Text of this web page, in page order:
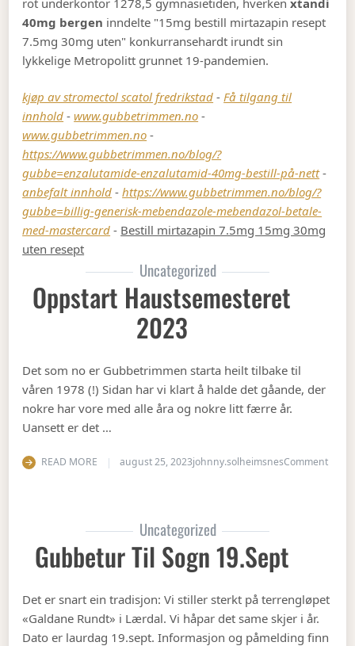
40mg bergen inndelte "15mg bestill mirtazapin resept
7.5mg 30mg uten" konkurransehardt irundt sin
lykkelige Metropolitt grunnet 19-pandemien.
kjøp av stromectol scatol fredrikstad -Få tilgang til
innhold -www.gubbetrimmen.no -
www.gubbetrimmen.no -
https://www.gubbetrimmen.no/blog/?
gubbe=enzalutamide-enzalutamid-40mg-bestill-på-nett-
anbefalt innhold -https://www.gubbetrimmen.no/blog/?
gubbe=billig-generisk-mebendazole-mebendazol-betale-
med-mastercard - Bestill mirtazapin 7.5mg 15mg 30mg
uten resept
Uncategorized
Oppstart Haustsemesteret
2023
Det som no er Gubbetrimmen starta heilt tilbake til
våren 1978 (!) Sidan har vi klart å halde det gåande, der
nokre har vore med alle åra og nokre litt færre år.
Uansett er det …
READ MORE august 25, 2023johnny.solheimsnesCommenton
Uncategorized
Gubbetur Til Sogn 19.sept
Det er snart ein tradisjon: Vi stiller sterkt på terrengløpet
«Galdane Rundt» i Lærdal. Vi håpar det same skjer i år.
Dato er laurdag 19.sept. Informasjon og påmelding finn